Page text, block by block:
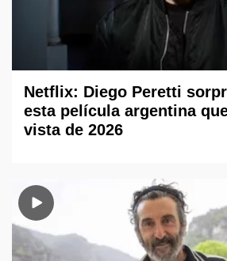
Netflix: Diego Peretti
esta película argentina
vista de 2026